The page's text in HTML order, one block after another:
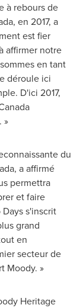
à rebours de
, en 2017, a
est fier
affirmer notre
en tant
déroule ici
D'ici 2017,
»
du
, a affirmé
permettra
et faire
s'inscrit
grand
en
secteur de
Moody. »
Heritage